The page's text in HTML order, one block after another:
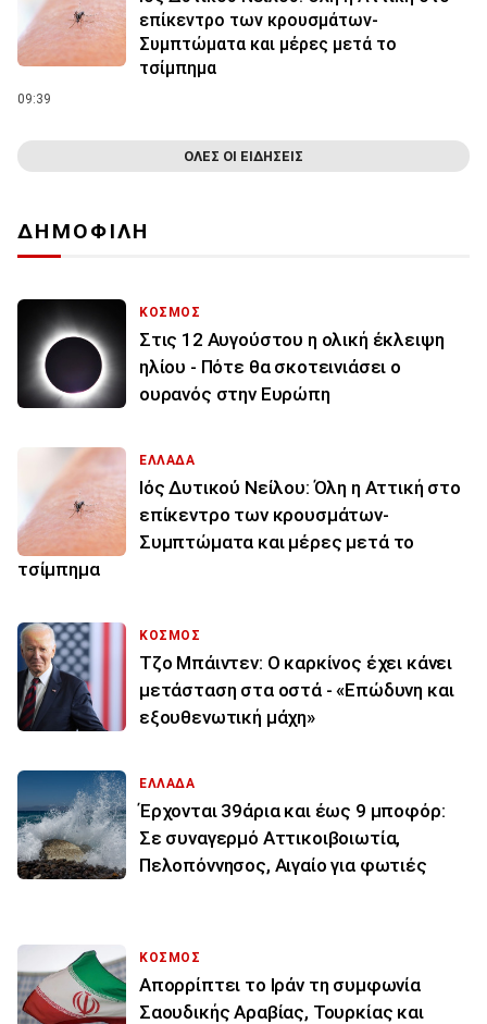
επίκεντρο των κρουσμάτων-
Συμπτώματα και μέρες μετά το
τσίμπημα
09:39
ΟΛΕΣ ΟΙ ΕΙΔΗΣΕΙΣ
ΔΗΜΟΦΙΛΗ
ΚΟΣΜΟΣ
Στις 12 Αυγούστου η ολική έκλειψη
ηλίου - Πότε θα σκοτεινιάσει ο
ουρανός στην Ευρώπη
ΕΛΛΑΔΑ
Ιός Δυτικού Νείλου: Όλη η Αττική στο
επίκεντρο των κρουσμάτων-
Συμπτώματα και μέρες μετά το
τσίμπημα
ΚΟΣΜΟΣ
Τζο Μπάιντεν: Ο καρκίνος έχει κάνει
μετάσταση στα οστά - «Επώδυνη και
εξουθενωτική μάχη»
ΕΛΛΑΔΑ
Έρχονται 39άρια και έως 9 μποφόρ:
Σε συναγερμό Αττικοιβοιωτία,
Πελοπόννησος, Αιγαίο για φωτιές
ΚΟΣΜΟΣ
Απορρίπτει το Ιράν τη συμφωνία
Σαουδικής Αραβίας, Τουρκίας και